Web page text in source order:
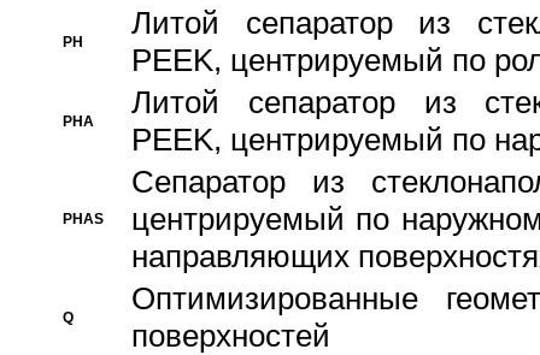
PH
Литой сепаратор из
PEEK, центрируемый по
PHA
Литой сепаратор из
PEEK, центрируемый по
PHAS
Сепаратор из
центрируемый по
направляющих
Q
Оптимизированные
поверхностей